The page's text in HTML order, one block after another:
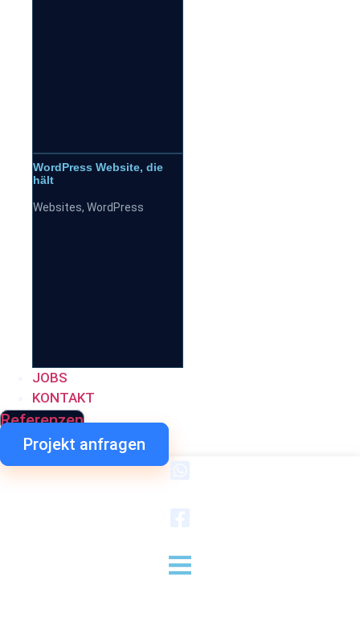
WordPress Website, die
hält
Websites, WordPress
JOBS
KONTAKT
Referenzen
Projekt anfragen